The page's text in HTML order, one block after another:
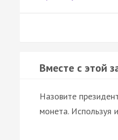
Вместе с этой
Назовите
монета. Используя